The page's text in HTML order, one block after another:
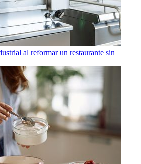
al reformar un restaurante sin